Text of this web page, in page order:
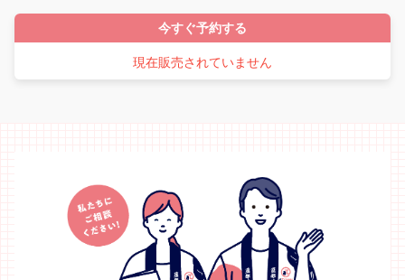
今すぐ予約する
現在販売されていません